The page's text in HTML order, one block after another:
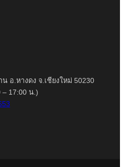
อ.หางดง จ.เชียงใหม่ 50230
– 17:00 น.)